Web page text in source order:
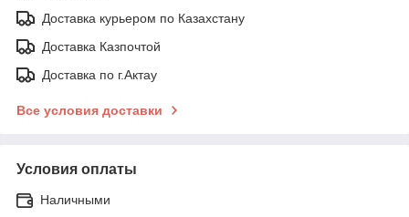
Доставка курьером по Казахстану
Доставка Казпочтой
Доставка по г.Актау
Все условия доставки
Условия оплаты
Наличными